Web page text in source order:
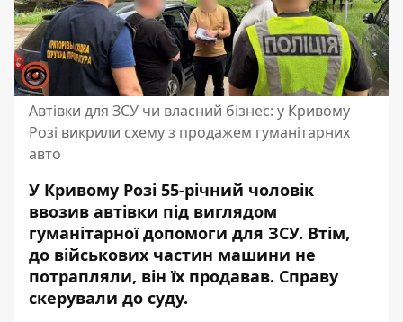
Автівки для ЗСУ чи власний бізнес: у Кривому
Розі викрили схему з продажем гуманітарних
авто
У Кривому Розі 55-річний чоловік
ввозив автівки під виглядом
гуманітарної допомоги для ЗСУ. Втім,
до військових частин машини не
потрапляли, він їх продавав. Справу
скерували до суду.